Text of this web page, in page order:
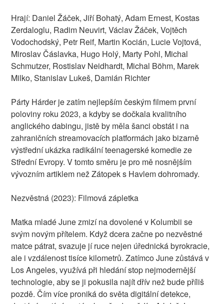
Hrají: Daniel Žáček, Jiří Bohatý, Adam Ernest, Kostas
Zerdaloglu, Radim Neuvirt, Václav Žáček, Vojtěch
Vodochodský, Petr Reif, Martin Kocián, Lucie Vojtová,
Miroslav Čáslavka, Hugo Holý, Marty Pohl, Michal
Schmutzer, Rostislav Neidhardt, Michal Böhm, Marek
Milko, Stanislav Lukeš, Damián Richter
Párty Hárder je zatím nejlepším českým filmem první
poloviny roku 2023, a kdyby se dočkala kvalitního
anglického dabingu, jistě by měla šanci obstát i na
zahraničních streamovacích platformách jako bizarně
výstřední ukázka radikální teenagerské komedie ze
Střední Evropy. V tomto směru je pro mě nosnějším
vývozním artiklem než Zátopek s Havlem dohromady.
Nezvěstná (2023): Filmová zápletka
Matka mladé June zmizí na dovolené v Kolumbii se
svým novým přítelem. Když dcera začne po nezvěstné
matce pátrat, svazuje jí ruce nejen úřednická byrokracie,
ale i vzdálenost tisíce kilometrů. Zatímco June zůstává v
Los Angeles, využívá při hledání stop nejmodernější
technologie, aby se ji pokusila najít dřív než bude příliš
pozdě. Čím více proniká do světa digitální detekce,